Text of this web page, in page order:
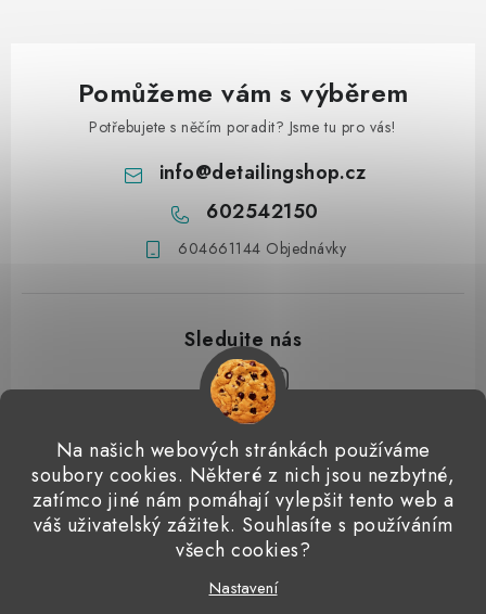
Na našich webových stránkách používáme
soubory cookies. Některé z nich jsou nezbytné,
zatímco jiné nám pomáhají vylepšit tento web a
váš uživatelský zážitek. Souhlasíte s používáním
všech cookies?
Nastavení
Pomůžeme vám s výběrem
Potřebujete s něčím poradit? Jsme tu pro vás!
info@detailingshop.cz
602542150
604661144 Objednávky
Přijímáme online platby
Detailingclub Dodo Juice Gyeon Quartz ValetPRO
Microfiber Madness